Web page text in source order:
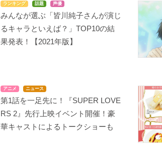
ランキング 話題 声優
みんなが選ぶ「皆川純子さんが演じ
るキャラといえば？」TOP10の結
果発表！【2021年版】
アニメ ニュース
第1話を一足先に！『SUPER LOVE
RS 2』先行上映イベント開催！豪
華キャストによるトークショーも